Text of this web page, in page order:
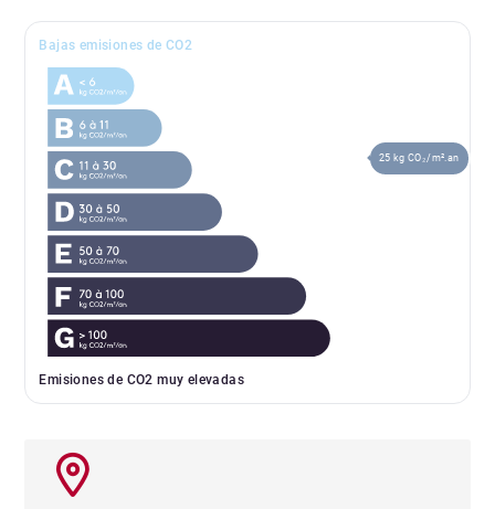
Bajas emisiones de CO2
Emisiones de CO2 muy elevadas
25 kg CO₂/m².an